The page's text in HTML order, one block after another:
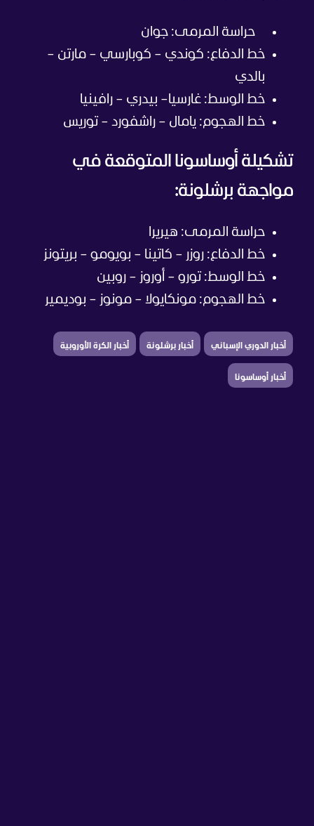
حراسة المرمى: جوان
خط الدفاع: كوندي – كوبارسي – مارتن –
بالدي
خط الوسط: غارسيا– بيدري – رافينيا
خط الهجوم: يامال – راشفورد – توريس
تشكيلة أوساسونا المتوقعة في
مواجهة برشلونة:
حراسة المرمى: هيريرا
خط الدفاع: روزر – كاتينا – بويومو – بريتونز
خط الوسط: تورو – أوروز – روبين
خط الهجوم: مونكايولا – مونوز – بوديمير
أخبار الدوري الإسباني أخبار برشلونة أخبار الكرة الأوروبية
أخبار أوساسونا